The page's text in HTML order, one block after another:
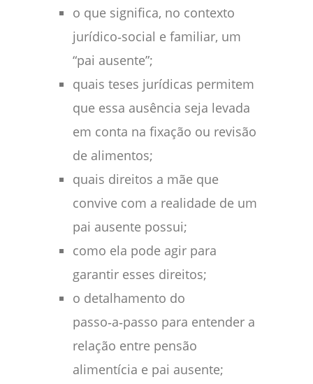
o que significa, no contexto
jurídico‑social e familiar, um
“pai ausente”;
quais teses jurídicas permitem
que essa ausência seja levada
em conta na fixação ou revisão
de alimentos;
quais direitos a mãe que
convive com a realidade de um
pai ausente possui;
como ela pode agir para
garantir esses direitos;
o detalhamento do
passo‑a‑passo para entender a
relação entre pensão
alimentícia e pai ausente;